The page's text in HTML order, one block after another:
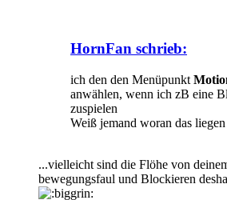
HornFan schrieb:
ich den den Menüpunkt
anwählen, wenn ich zB eine
zuspielen
Weiß jemand woran das
...vielleicht sind die Flöhe von
bewegungsfaul und Blockieren